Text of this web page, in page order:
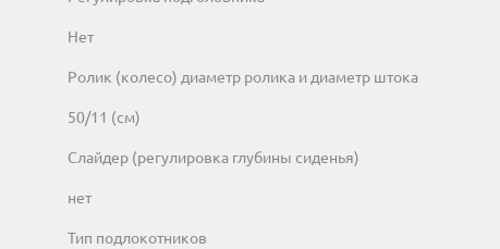
Нет
Ролик (колесо) диаметр ролика и диаметр штока
50/11 (см)
Слайдер (регулировка глубины сиденья)
нет
Тип подлокотников